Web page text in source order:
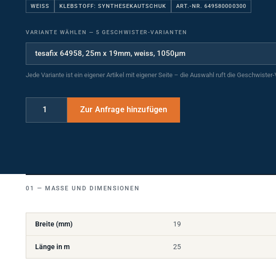
VARIANTE WÄHLEN
Jede Variante ist ein eigener Artikel mit eigener Seite – die Auswahl ruft die Geschwister-
MASSE UND DIMENSIONEN
Breite (mm) 19
Länge in m 25